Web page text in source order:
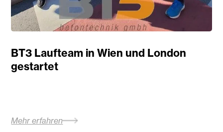
BT3 Laufteam in Wien und London
gestartet
Mehr erfahren